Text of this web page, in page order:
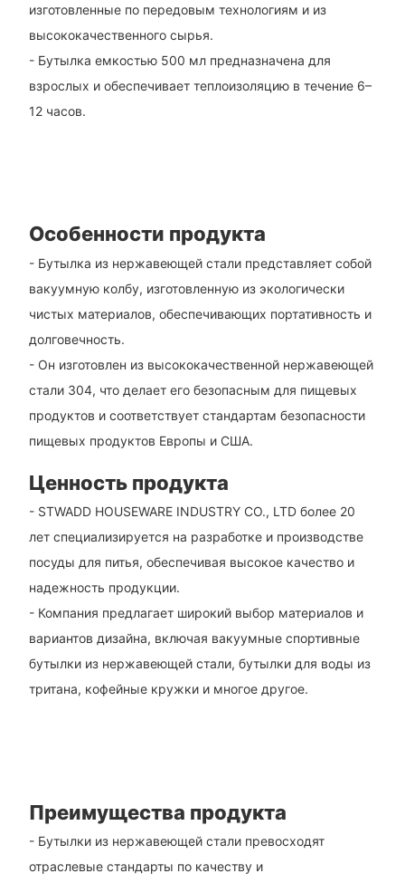
изготовленные по передовым технологиям и из
высококачественного сырья.
- Бутылка емкостью 500 мл предназначена для
взрослых и обеспечивает теплоизоляцию в течение 6–
12 часов.
Особенности продукта
- Бутылка из нержавеющей стали представляет собой
вакуумную колбу, изготовленную из экологически
чистых материалов, обеспечивающих портативность и
долговечность.
- Он изготовлен из высококачественной нержавеющей
стали 304, что делает его безопасным для пищевых
продуктов и соответствует стандартам безопасности
пищевых продуктов Европы и США.
Ценность продукта
- STWADD HOUSEWARE INDUSTRY CO., LTD более 20
лет специализируется на разработке и производстве
посуды для питья, обеспечивая высокое качество и
надежность продукции.
- Компания предлагает широкий выбор материалов и
вариантов дизайна, включая вакуумные спортивные
бутылки из нержавеющей стали, бутылки для воды из
тритана, кофейные кружки и многое другое.
Преимущества продукта
- Бутылки из нержавеющей стали превосходят
отраслевые стандарты по качеству и